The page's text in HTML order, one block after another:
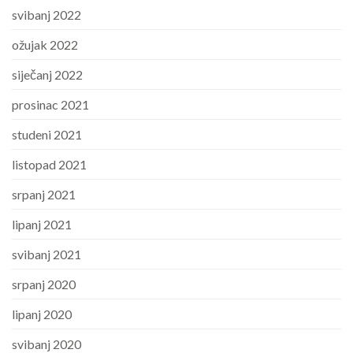
svibanj 2022
ožujak 2022
siječanj 2022
prosinac 2021
studeni 2021
listopad 2021
srpanj 2021
lipanj 2021
svibanj 2021
srpanj 2020
lipanj 2020
svibanj 2020